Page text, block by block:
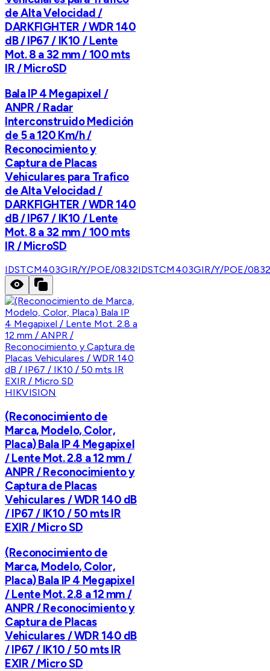
de Alta Velocidad /
DARKFIGHTER / WDR 140
dB / IP67 / IK10 / Lente
Mot. 8 a 32 mm / 100 mts
IR / MicroSD
Bala IP 4 Megapixel /
ANPR / Radar
Interconstruido Medición
de 5 a 120 Km/h /
Reconocimiento y
Captura de Placas
Vehiculares para Trafico
de Alta Velocidad /
DARKFIGHTER / WDR 140
dB / IP67 / IK10 / Lente
Mot. 8 a 32 mm / 100 mts
IR / MicroSD
IDSTCM403GIR/Y/POE/0832IDSTCM403GIR/Y/POE/
HIKVISION
(Reconocimiento de
Marca, Modelo, Color,
Placa) Bala IP 4 Megapixel
/ Lente Mot. 2.8 a 12 mm /
ANPR / Reconocimiento y
Captura de Placas
Vehiculares / WDR 140 dB
/ IP67 / IK10 / 50 mts IR
EXIR / Micro SD
(Reconocimiento de
Marca, Modelo, Color,
Placa) Bala IP 4 Megapixel
/ Lente Mot. 2.8 a 12 mm /
ANPR / Reconocimiento y
Captura de Placas
Vehiculares / WDR 140 dB
/ IP67 / IK10 / 50 mts IR
EXIR / Micro SD